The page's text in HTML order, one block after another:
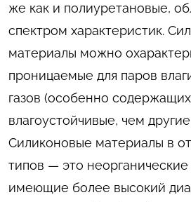
же как и полиуретановые,
спектром характеристик.
материалы можно
проницаемые для паров
газов (особенно
влагоустойчивые, чем
Силиконовые материалы в
типов — это
имеющие более высокий